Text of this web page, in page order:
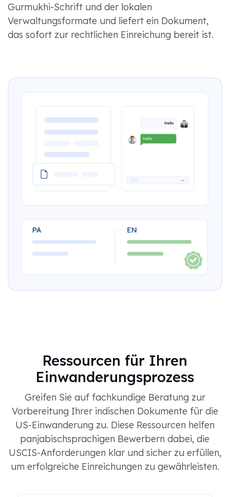
Gurmukhi-Schrift und der lokalen
Verwaltungsformate und liefert ein Dokument,
das sofort zur rechtlichen Einreichung bereit ist.
Ressourcen für Ihren
Einwanderungsprozess
Greifen Sie auf fachkundige Beratung zur
Vorbereitung Ihrer indischen Dokumente für die
US-Einwanderung zu. Diese Ressourcen helfen
panjabischsprachigen Bewerbern dabei, die
USCIS-Anforderungen klar und sicher zu erfüllen,
um erfolgreiche Einreichungen zu gewährleisten.